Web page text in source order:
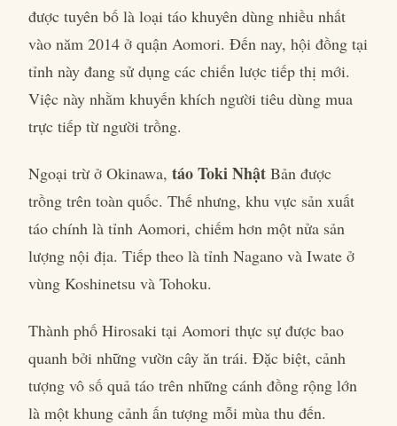
được tuyên bố là loại táo khuyên dùng nhiều nhất
vào năm 2014 ở quận Aomori. Đến nay, hội đồng tại
tỉnh này đang sử dụng các chiến lược tiếp thị mới.
Việc này nhằm khuyến khích người tiêu dùng mua
trực tiếp từ người trồng.
Ngoại trừ ở Okinawa, táo Toki Nhật Bản được
trồng trên toàn quốc. Thế nhưng, khu vực sản xuất
táo chính là tỉnh Aomori, chiếm hơn một nửa sản
lượng nội địa. Tiếp theo là tỉnh Nagano và Iwate ở
vùng Koshinetsu và Tohoku.
Thành phố Hirosaki tại Aomori thực sự được bao
quanh bởi những vườn cây ăn trái. Đặc biệt, cảnh
tượng vô số quả táo trên những cánh đồng rộng lớn
là một khung cảnh ấn tượng mỗi mùa thu đến.